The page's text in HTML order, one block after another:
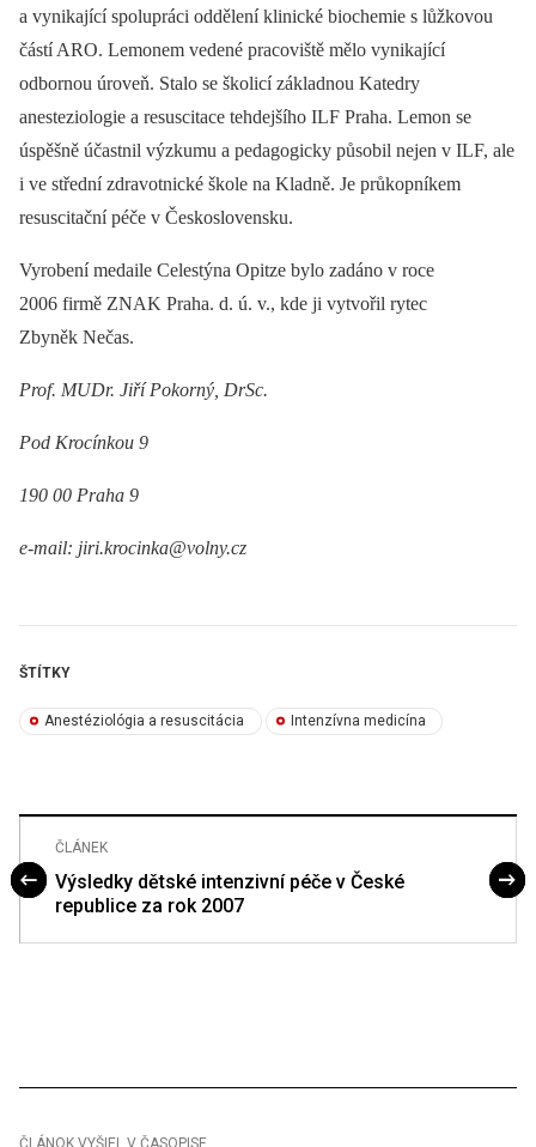
a vynikající spolupráci oddělení klinické biochemie s lůžkovou
částí ARO. Lemonem vedené pracoviště mělo vynikající
odbornou úroveň. Stalo se školicí základnou Katedry
anesteziologie a resuscitace tehdejšího ILF Praha. Lemon se
úspěšně účastnil výzkumu a pedagogicky působil nejen v ILF, ale
i ve střední zdravotnické škole na Kladně. Je průkopníkem
resuscitační péče v Československu.
Vyrobení medaile Celestýna Opitze bylo zadáno v roce
2006 firmě ZNAK Praha. d. ú. v., kde ji vytvořil rytec
Zbyněk Nečas.
Prof. MUDr. Jiří Pokorný, DrSc.
Pod Krocínkou 9
190 00 Praha 9
e-mail: jiri.krocinka@volny.cz
ŠTÍTKY
Anestéziológia a resuscitácia Intenzívna medicína
ČLÁNEK
Výsledky dětské intenzivní péče v České
republice za rok 2007
ČLÁNOK VYŠIEL V ČASOPISE